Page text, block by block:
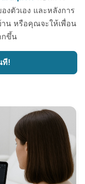
ตัวเอง และหลังการ
น หรือคุณจะให้เพื่อน
กขึ้น
ที!